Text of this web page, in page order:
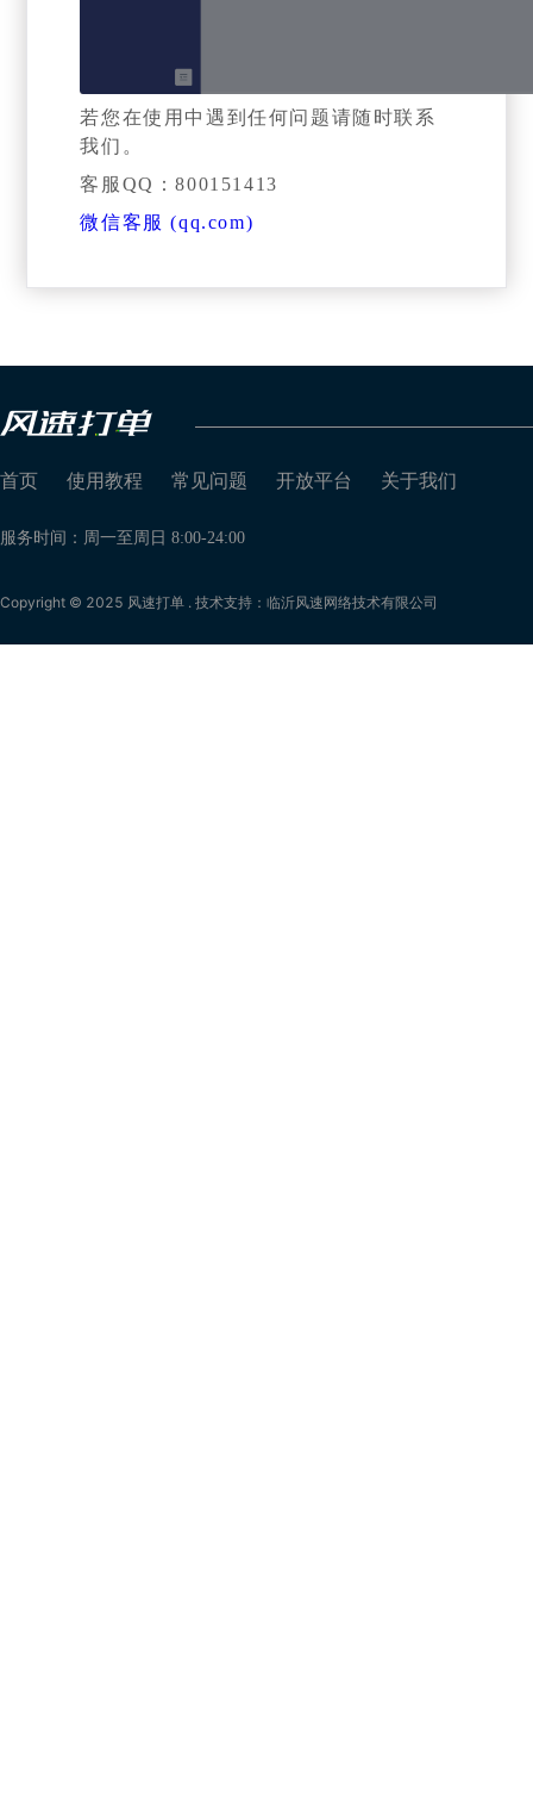
若您在使用中遇到任何问题请随时联系
我们。
客服QQ：800151413
微信客服 (qq.com)
首页 使用教程 常见问题 开放平台 关于我们
服务时间：周一至周日 8:00-24:00
Copyright © 2025 风速打单 . 技术支持：临沂风速网络技术有限公司